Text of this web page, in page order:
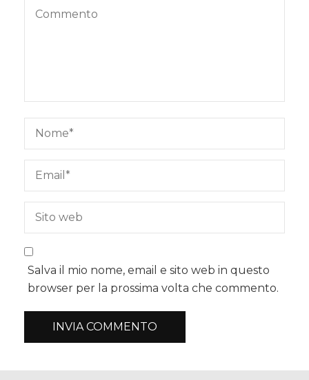
Salva il mio nome, email e sito web in questo
browser per la prossima volta che commento.